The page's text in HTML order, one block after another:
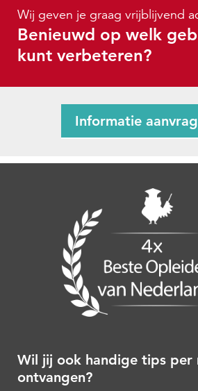
Wij geven je graag vrijblijvend
Benieuwd op welk
kunt verbeteren?
Informatie
Wil jij ook handige tips per
ontvangen?